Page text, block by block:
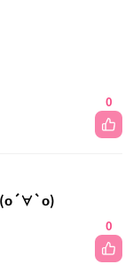
0
(о´∀`о)
0